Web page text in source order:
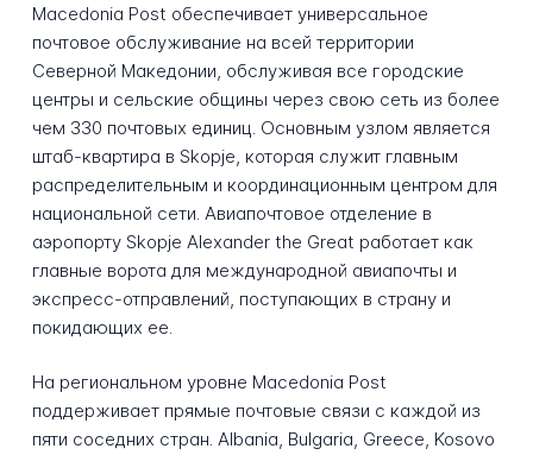
Macedonia Post обеспечивает универсальное
почтовое обслуживание на всей территории
Северной Македонии, обслуживая все городские
центры и сельские общины через свою сеть из более
чем 330 почтовых единиц. Основным узлом является
штаб-квартира в Skopje, которая служит главным
распределительным и координационным центром для
национальной сети. Авиапочтовое отделение в
аэропорту Skopje Alexander the Great работает как
главные ворота для международной авиапочты и
экспресс-отправлений, поступающих в страну и
покидающих ее.
На региональном уровне Macedonia Post
поддерживает прямые почтовые связи с каждой из
пяти соседних стран. Albania, Bulgaria, Greece, Kosovo